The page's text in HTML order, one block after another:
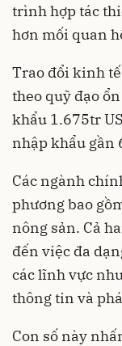
trình hợp tác
hơn mối quan
Trao đổi kinh
theo quỹ đạo
khẩu 1.675tr
nhập khẩu gần
Các ngành
phương bao
nông sản. Cả
đến việc đa
các lĩnh vực
thông tin và
Con số này